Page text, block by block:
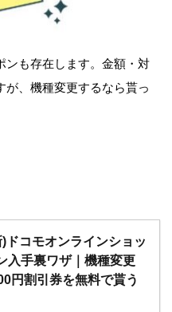
ンも存在します。金額・対
が、機種変更するなら貰っ
ドコモオンラインショッ
入手裏ワザ｜機種変更
円割引券を無料で貰う